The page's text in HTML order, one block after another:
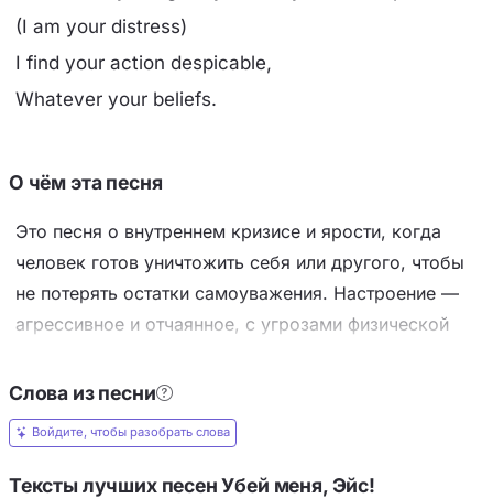
(I am your distress)
I find your action despicable,
Whatever your beliefs.
О чём эта песня
Это песня о внутреннем кризисе и ярости, когда
человек готов уничтожить себя или другого, чтобы
не потерять остатки самоуважения. Настроение —
агрессивное и отчаянное, с угрозами физической
к культовой фразе Дарта Вейдера про «недостаток
веры». Ключевой приём — повтор фразы «твой
поступок отвратителен, независимо от твоих
убеждений», что подчёркивает абсолютное, почти
Слова из песни
Войдите, чтобы разобрать слова
Тексты лучших песен Убей меня, Эйс!